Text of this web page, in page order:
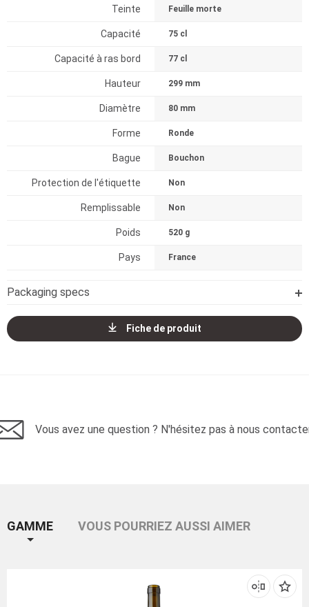
Teinte Feuille morte
Capacité 75 cl
Capacité à ras bord 77 cl
Hauteur 299 mm
Diamètre 80 mm
Forme Ronde
Bague Bouchon
Protection de l'étiquette Non
Remplissable Non
Poids 520 g
Pays France
Packaging specs
Fiche de produit
Vous avez une question ? N'hésitez pas à nous
GAMME VOUS POURRIEZ AUSSI AIMER